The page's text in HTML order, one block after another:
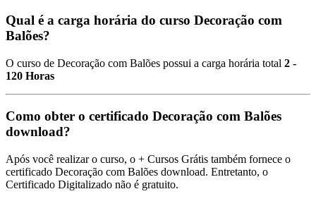
Qual é a carga horária do curso Decoração com
Balões?
O curso de Decoração com Balões possui a carga horária total 2 -
120 Horas
Como obter o certificado Decoração com Balões
download?
Após você realizar o curso, o + Cursos Grátis também fornece o
certificado Decoração com Balões download. Entretanto, o
Certificado Digitalizado não é gratuito.